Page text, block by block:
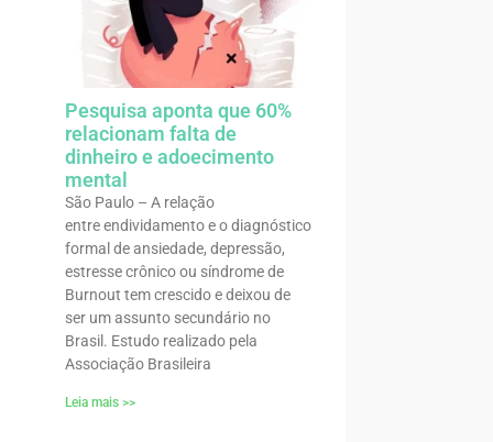
Pesquisa aponta que 60%
relacionam falta de
dinheiro e adoecimento
mental
São Paulo – A relação
entre endividamento e o diagnóstico
formal de ansiedade, depressão,
estresse crônico ou síndrome de
Burnout tem crescido e deixou de
ser um assunto secundário no
Brasil. Estudo realizado pela
Associação Brasileira
Leia mais >>